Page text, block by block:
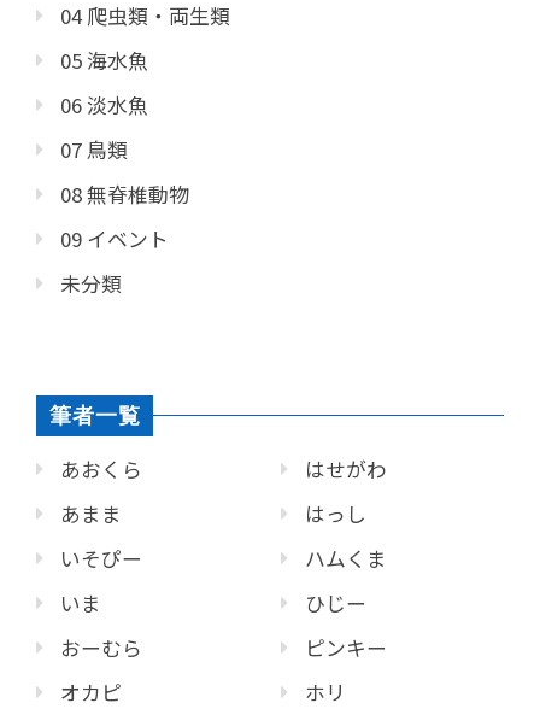
04 爬虫類・両生類
05 海水魚
06 淡水魚
07 鳥類
08 無脊椎動物
09 イベント
未分類
筆者一覧
あおくら
あまま
いそぴー
いま
おーむら
オカピ
はせがわ
はっし
ハムくま
ひじー
ピンキー
ホリ